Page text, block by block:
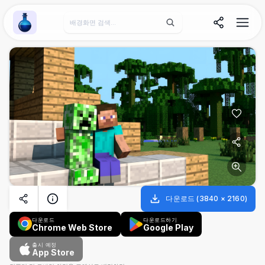
Wallpaper Alchemy
다운로드 (3840 × 2160)
다운로드
Chrome Web Store
다운로드하기
Google Play
출시 예정
App Store